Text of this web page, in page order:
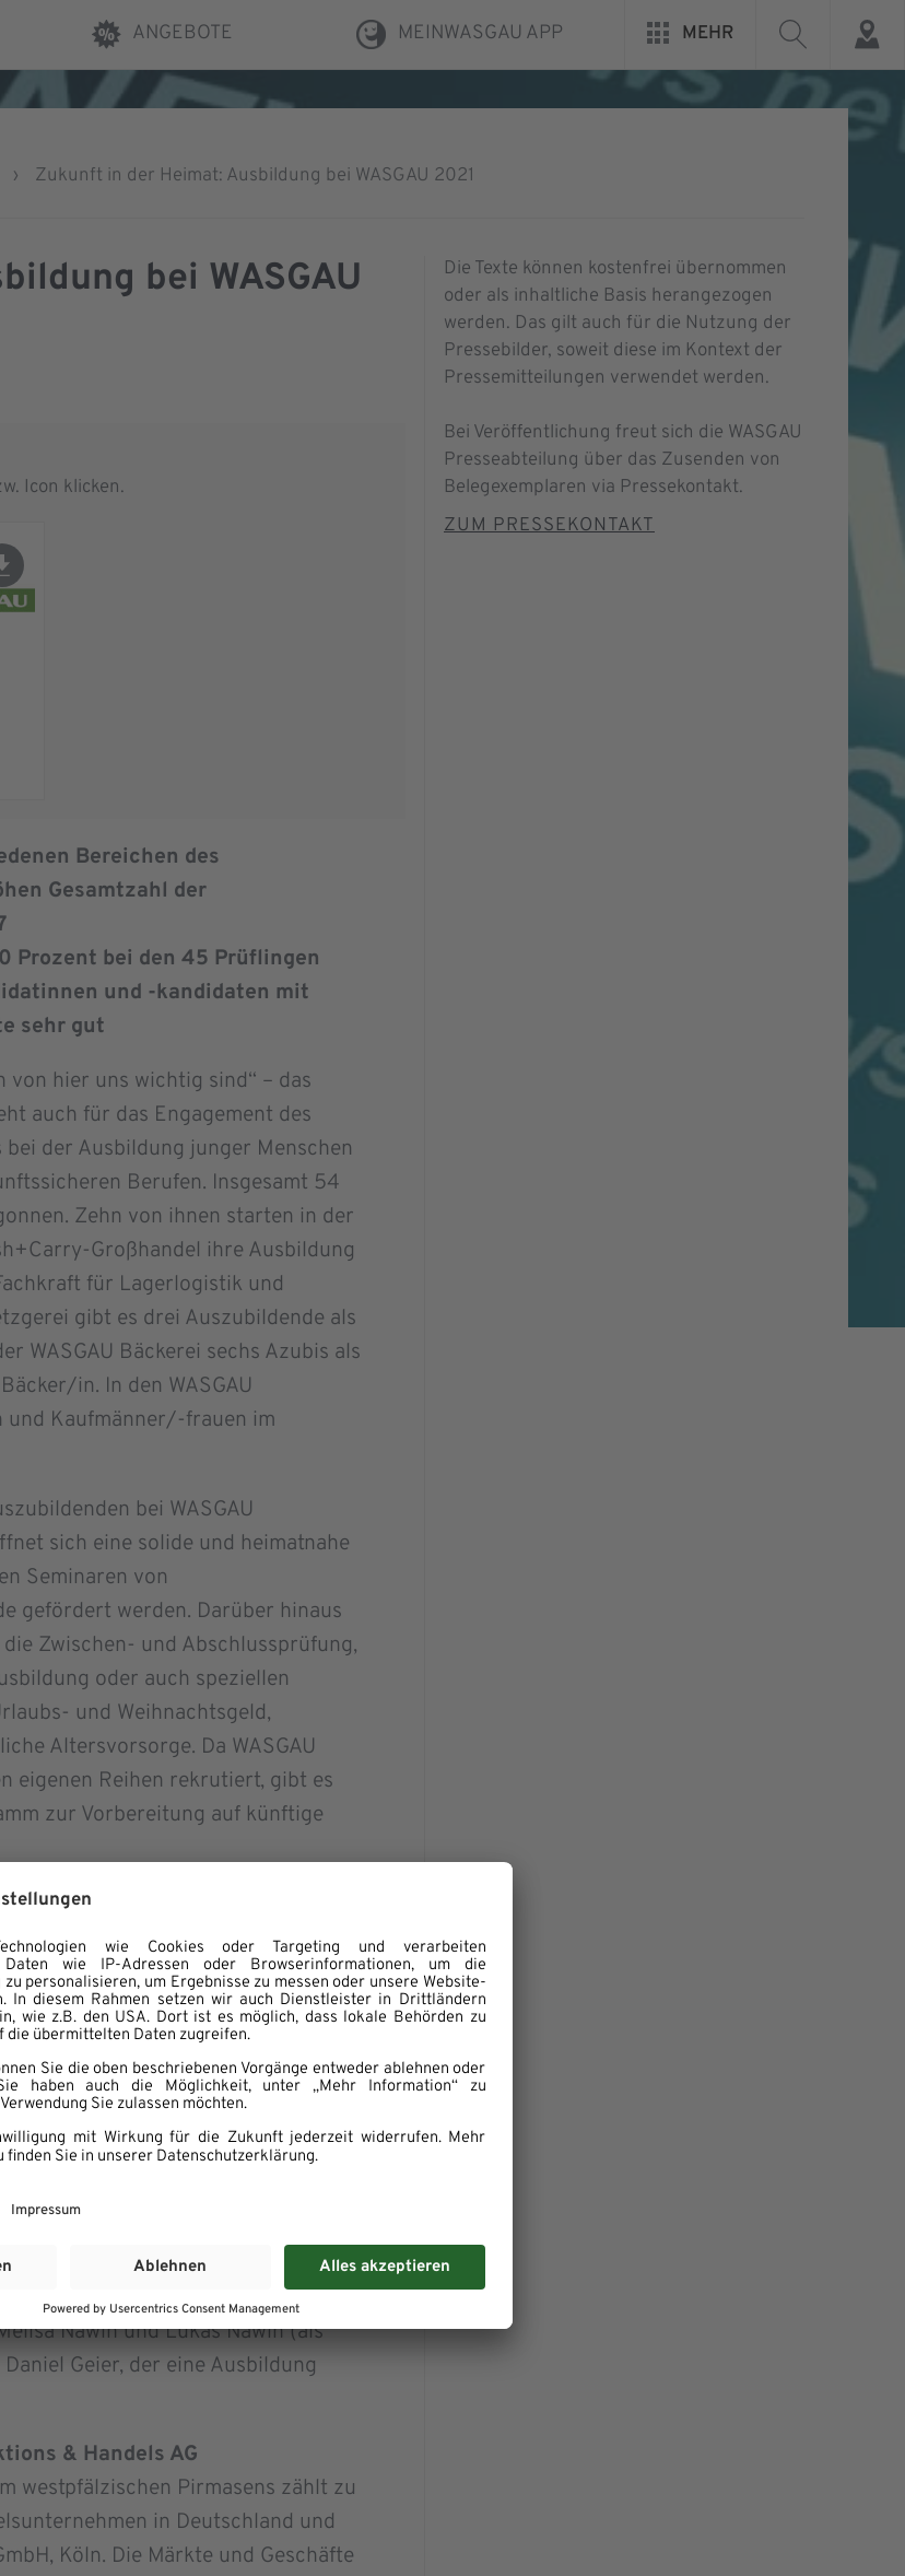
ANGEBOTE MEINWASGAU APP MEHR
› Zukunft in der Heimat: Ausbildung bei WASGAU 2021
bei WASGAU
Icon klicken.
Bereichen des
Gesamtzahl der
Prozent bei den 45 Prüflingen
und -kandidaten mit
sehr gut
von hier uns wichtig sind“ – das
auch für das Engagement des
der Ausbildung junger Menschen
Berufen. Insgesamt 54
Zehn von ihnen starten in der
Großhandel ihre Ausbildung
für Lagerlogistik und
gibt es drei Auszubildende als
WASGAU Bäckerei sechs Azubis als
in. In den WASGAU
Kaufmänner/-frauen im
bei WASGAU
sich eine solide und heimatnahe
Seminaren von
gefördert werden. Darüber hinaus
Zwischen- und Abschlussprüfung,
oder auch speziellen
und Weihnachtsgeld,
Altersvorsorge. Da WASGAU
eigenen Reihen rekrutiert, gibt es
zur Vorbereitung auf künftige
in diesem Sommer erfolgreich
in ein
für WASGAU typisch hohe Quote,
aus der Region beste
mit einer gesonderten Auszeichnung
die jeweils mit der Note sehr gut
waren dies Janik Naab und Alisa
sowie Cylan Bayar
Isaak (Schönenberg-Kübelberg) und
Verkäufer. Explizites Lob für ein
Nawin und Lukas Nawin (als
Geier, der eine Ausbildung
& Handels AG
westpfälzischen Pirmasens zählt zu
in Deutschland und
Köln. Die Märkte und Geschäfte
Die Texte können kostenfrei übernommen
oder als inhaltliche Basis herangezogen
werden. Das gilt auch für die Nutzung der
Pressebilder, soweit diese im Kontext der
Pressemitteilungen verwendet werden.
Bei Veröffentlichung freut sich die WASGAU
Presseabteilung über das Zusenden von
Belegexemplaren via Pressekontakt.
ZUM PRESSEKONTAKT